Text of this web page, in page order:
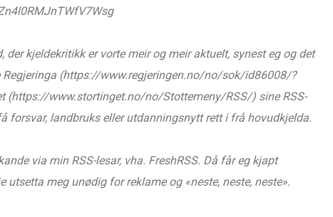
der kjeldekritikk er vorte meir og meir aktuelt, synest eg og det
Regjeringa (https://www.regjeringen.no/no/sok/id86008/?
(https://www.stortinget.no/no/Stottemeny/RSS/) sine RSS-
forsvar, landbruks eller utdanningsnytt rett i frå hovudkjelda.
via min RSS-lesar, vha. FreshRSS. Då får eg kjapt
utsetta meg unødig for reklame og «neste, neste, neste».